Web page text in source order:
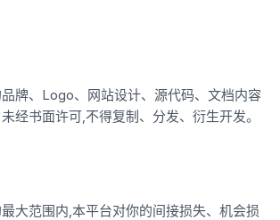
牌、Logo、网站设计、源代码、文档内容
经书面许可,不得复制、分发、衍生开发。
大范围内,本平台对你的间接损失、机会损